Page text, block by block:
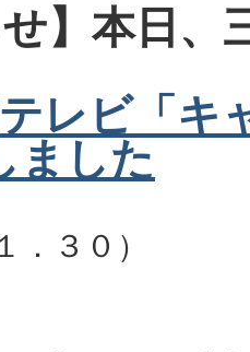
】本日、
レビ「キ
ました
．３０）